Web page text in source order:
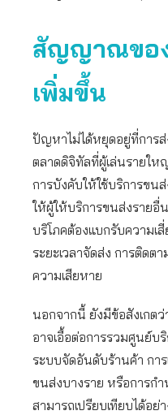
สัญญาณขอ
เพิ่มขึ้น
ปัญหาไม่ได้หยุดอยู่ที่การ
ตลาดดิจิทัลที่ผู้เล่นรายให
การบังคับให้ใช้บริการขน
ให้ผู้ให้บริการขนส่งรายอื่
บริโภคต้องแบกรับความเสี่
ระยะเวลาจัดส่ง การติดต
ความเสียหาย
นอกจากนี้ ยังมีข้อสังเกต
อาจเอื้อต่อการรวมศูนย์บ
ระบบจัดอันดับร้านค้า กา
ขนส่งบางราย หรือการก
สามารถเปรียบเทียบได้อย่า